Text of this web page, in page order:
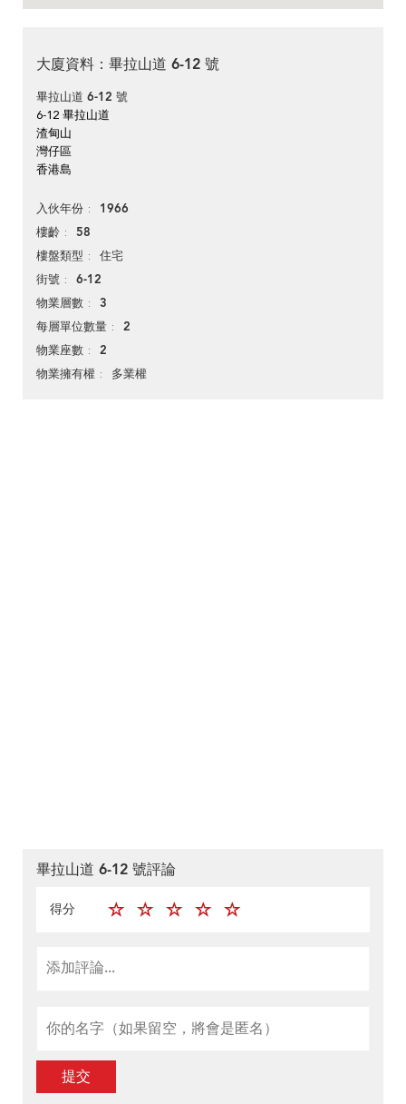
大廈資料：畢拉山道 6-12 號
畢拉山道 6-12 號
6-12 畢拉山道
渣甸山
灣仔區
香港島
入伙年份 1966
樓齡 58
樓盤類型 住宅
街號 6-12
物業層數 3
每層單位數量 2
物業座數 2
物業擁有權 多業權
畢拉山道 6-12 號評論
得分
提交